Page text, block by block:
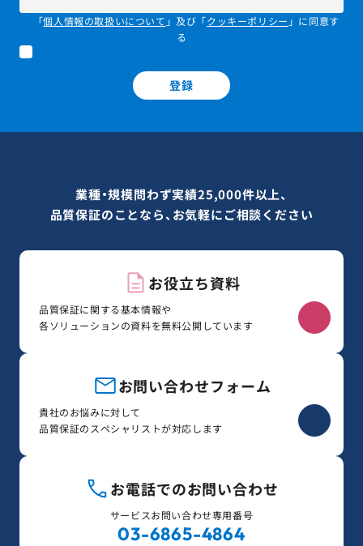
「個人情報の取扱いについて 」及び「クッキーポリシー 」に同意す
る
登録
業種・規模問わず実績25,000件以上、
品質保証のことなら、お気軽にご相談ください
お役立ち資料
品質保証に関する基本情報や
各ソリューションの資料を無料公開しています
お問い合わせフォーム
貴社のお悩みに対して
品質保証のスペシャリストが対応します
お電話でのお問い合わせ
サービスお問い合わせ専用番号
03-6865-4864